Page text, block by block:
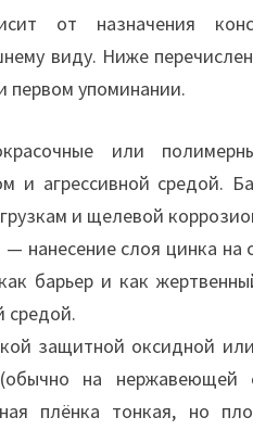
от назначения
виду. Ниже
первом упоминании.
или
и агрессивной средой.
и щелевой
нанесение слоя цинка на
барьер и как
средой.
защитной оксидной
на нержавеющей
плёнка тонкая, но